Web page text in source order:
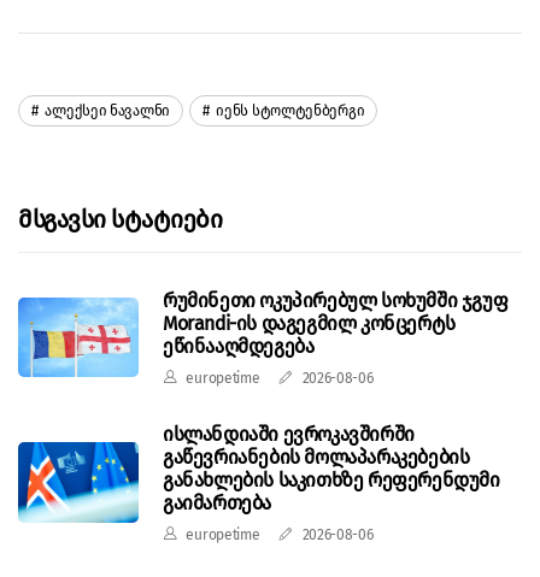
Ალექსეი Ნავალნი Იენს Სტოლტენბერგი
Მსგავსი Სტატიები
რუმინეთი ოკუპირებულ სოხუმში ჯგუფ
Morandi-ის დაგეგმილ კონცერტს
ეწინააღმდეგება
europetime 2026-08-06
ისლანდიაში ევროკავშირში
გაწევრიანების მოლაპარაკებების
განახლების საკითხზე რეფერენდუმი
გაიმართება
europetime 2026-08-06